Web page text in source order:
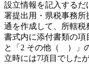
設立情報を記入する
署提出用・県税事務
通を作成して、所轄税
書式内に添付書類の項
と「2 その他（ ）」
立時には7項目でした